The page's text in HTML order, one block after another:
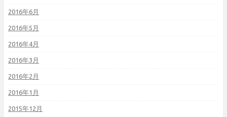
2016年6月
2016年5月
2016年4月
2016年3月
2016年2月
2016年1月
2015年12月